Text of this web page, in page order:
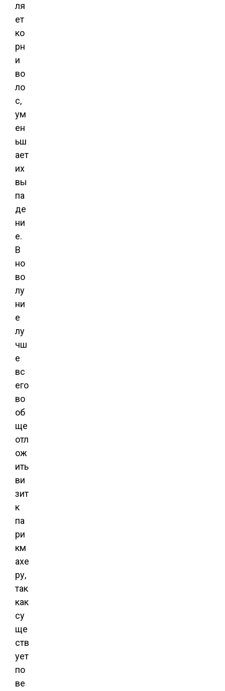
ля
ет
ко
рн
и
во
ло
с,
ум
ен
ьш
ает
их
вы
па
де
ни
е.
В
но
во
лу
ни
е
лу
чш
е
вс
его
во
об
ще
отл
ож
ить
ви
зит
к
па
ри
км
ахе
ру,
так
как
су
ще
ств
ует
по
ве